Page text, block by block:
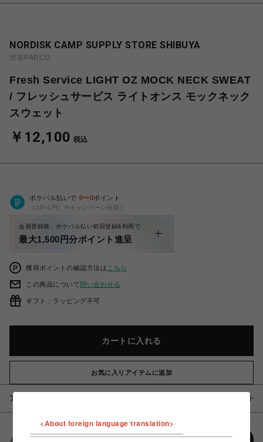
NORDISK CAMP SUPPLY STORE SHIBUYA
渋谷PARCO
Fresh Service LIGHT OZ MOCK NECK SWEAT
/ フレッシュサービス ライトオンス モックネック
スウェット
￥12,100 税込
ポケパル払いで 0〜0ポイント
（1P=1円）※キャンペーン分除く
会員登録後、ポケパル払い初回登録&利用で
最大1,500円分ポイント進呈
獲得ポイントの確認方法は こちら
この商品について問い合わせる
ギフト：ラッピング不可
カートに入れる
お気に入りアイテムに追加
アイテム説明 / 素材
<About foreign language translation>